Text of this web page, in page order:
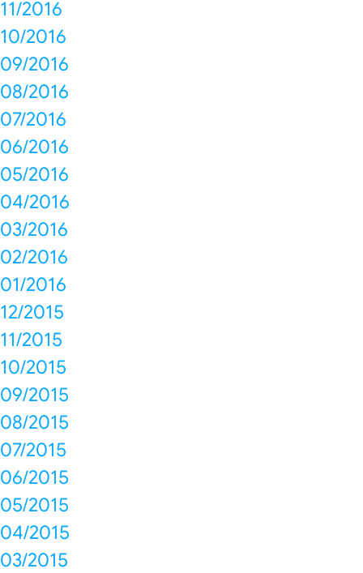
11/2016
10/2016
09/2016
08/2016
07/2016
06/2016
05/2016
04/2016
03/2016
02/2016
01/2016
12/2015
11/2015
10/2015
09/2015
08/2015
07/2015
06/2015
05/2015
04/2015
03/2015